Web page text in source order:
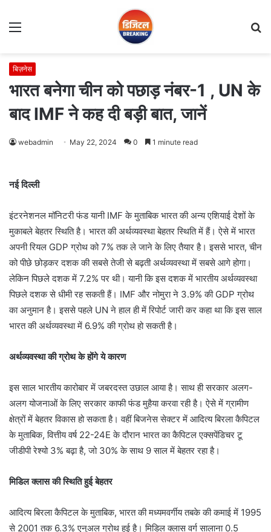
Menu
बिज़नेस
भारत बनेगा चीन को पछाड़ नंबर-1 , UN के
बाद IMF ने कह दी बड़ी बात, जानें
webadmin May 22, 2024 0 1 minute read
नई दिल्ली
इंटरनेशनल मॉनिटरी फंड यानी IMF के मुताबिक भारत की अन्य एशियाई देशों के
मुकाबले बेहतर स्थिति है। भारत की अर्थव्यवस्था बेहतर स्थिति में हैं। ऐसे में भारत
अपनी रियल GDP ग्रोथ को 7% तक ले जाने के लिए तैयार है। इससे भारत, चीन
को पीछे छोड़कर दशक की सबसे तेजी से बढ़ती अर्थव्यवस्था में सबसे आगे होगा।
लेकिन पिछले दशक में 7.2% पर थी। यानी कि इस दशक में भारतीय अर्थव्यवस्था
पिछले दशक से धीमी रह सकती हैं। IMF और नोमुरा ने 3.9% की GDP ग्रोथ
का अनुमान है। इससे पहले UN ने हाल ही में रिपोर्ट जारी कर कहा था कि इस साल
भारत की अर्थव्यवस्था में 6.9% की ग्रोथ हो सकती है।
अर्थव्यवस्था की ग्रोथ के होंगे ये कारण
इस साल भारतीय कारोबार में जबरदस्त उछाल आया है। साथ ही सरकार अलग-
अलग योजनाओं के लिए सरकार काफी फंड मुहैया करवा रही है। ऐसे में ग्रामीण
क्षेत्रों में बेहतर विकास हो सकता है। वहीं बिजनेस सेक्टर में आदित्य बिरला कैपिटल
के मुताबिक, वित्तीय वर्ष 22-24E के दौरान भारत का कैपिटल एक्सपेंडिचर टू
जीडीपी रेश्यो 3% बढ़ा है, जो 30% के साथ 9 साल में बेहतर रहा है।
मिडिल क्लास की स्थिति हुई बेहतर
आदित्य बिरला कैपिटल के मुताबिक, भारत की मध्यमवर्गीय तबके की कमाई में 1995
से 2001 तक 6.3% एनुअल ग्रोथ हुई है। मिडिल क्लास वर्ग सालाना 0.5